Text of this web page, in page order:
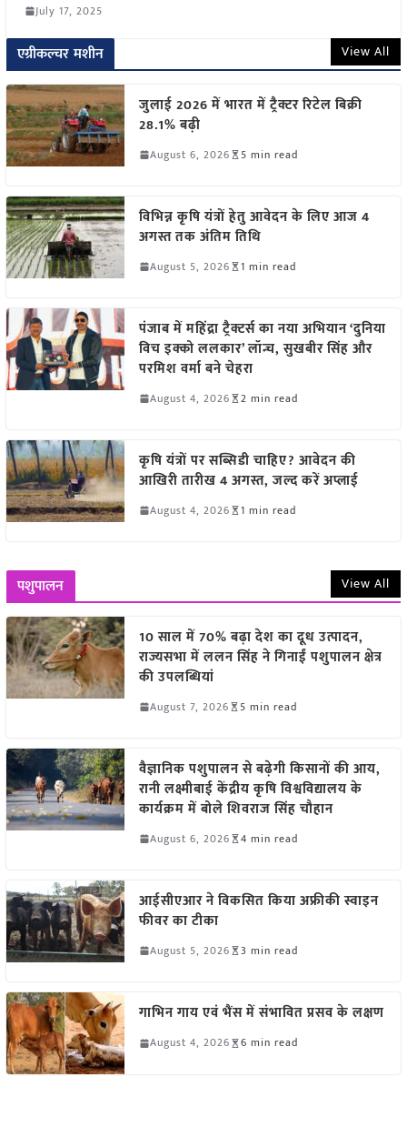
July 17, 2025
एग्रीकल्चर मशीन View All
जुलाई 2026 में भारत में ट्रैक्टर रिटेल बिक्री
28.1% बढ़ी
August 6, 2026 5 min read
विभिन्न कृषि यंत्रों हेतु आवेदन के लिए आज 4
अगस्त तक अंतिम तिथि
August 5, 2026 1 min read
पंजाब में महिंद्रा ट्रैक्टर्स का नया अभियान ‘दुनिया
विच इक्को ललकार’ लॉन्च, सुखबीर सिंह और
परमिश वर्मा बने चेहरा
August 4, 2026 2 min read
कृषि यंत्रों पर सब्सिडी चाहिए? आवेदन की
आखिरी तारीख 4 अगस्त, जल्द करें अप्लाई
August 4, 2026 1 min read
पशुपालन View All
10 साल में 70% बढ़ा देश का दूध उत्पादन,
राज्यसभा में ललन सिंह ने गिनाईं पशुपालन क्षेत्र
की उपलब्धियां
August 7, 2026 5 min read
वैज्ञानिक पशुपालन से बढ़ेगी किसानों की आय,
रानी लक्ष्मीबाई केंद्रीय कृषि विश्वविद्यालय के
कार्यक्रम में बोले शिवराज सिंह चौहान
August 6, 2026 4 min read
आईसीएआर ने विकसित किया अफ्रीकी स्वाइन
फीवर का टीका
August 5, 2026 3 min read
गाभिन गाय एवं भैंस में संभावित प्रसव के लक्षण
August 4, 2026 6 min read